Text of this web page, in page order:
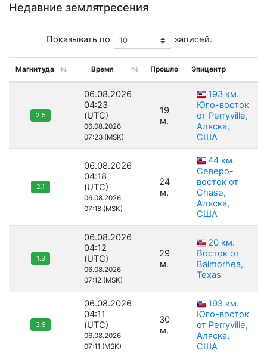
Недавние землятресения
Показывать по записей.
Магнитуда Время Прошло Эпицентр
2.5
06.08.2026
04:23
(UTC)
06.08.2026
07:23 (MSK)
19
м.
193 км.
Юго-восток
от Perryville,
Аляска,
США
2.1
06.08.2026
04:18
(UTC)
06.08.2026
07:18 (MSK)
24
м.
44 км.
Северо-
восток от
Chase,
Аляска,
США
1.8
06.08.2026
04:12
(UTC)
06.08.2026
07:12 (MSK)
29
м.
20 км.
Восток от
Balmorhea,
Texas
3.9
06.08.2026
04:11
(UTC)
06.08.2026
07:11 (MSK)
30
м.
193 км.
Юго-восток
от Perryville,
Аляска,
США